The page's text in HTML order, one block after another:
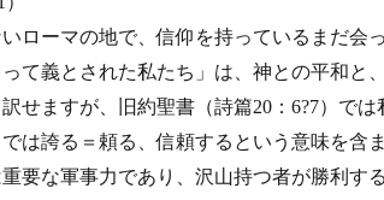
ローマの地で、信仰を持っているまだ会
て義とされた私たち」は、神との平和と
せますが、旧約聖書（詩篇20：6?7）では
は誇る＝頼る、信頼するという意味を含
要な軍事力であり、沢山持つ者が勝利す